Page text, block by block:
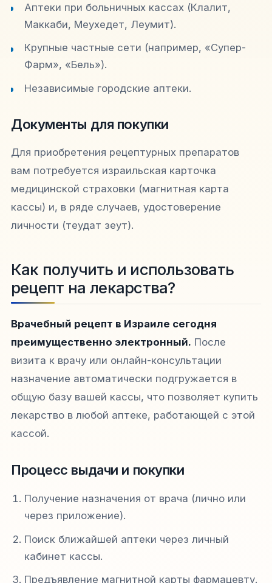
Аптеки при больничных кассах (Клалит,
Маккаби, Меухедет, Леумит).
Крупные частные сети (например, «Супер-
Фарм», «Бель»).
Независимые городские аптеки.
Документы для покупки
Для приобретения рецептурных препаратов
вам потребуется израильская карточка
медицинской страховки (магнитная карта
кассы) и, в ряде случаев, удостоверение
личности (теудат зеут).
Как получить и использовать
рецепт на лекарства?
Врачебный рецепт в Израиле сегодня
преимущественно электронный. После
визита к врачу или онлайн-консультации
назначение автоматически подгружается в
общую базу вашей кассы, что позволяет купить
лекарство в любой аптеке, работающей с этой
кассой.
Процесс выдачи и покупки
Получение назначения от врача (лично или
через приложение).
Поиск ближайшей аптеки через личный
кабинет кассы.
Предъявление магнитной карты фармацевту.